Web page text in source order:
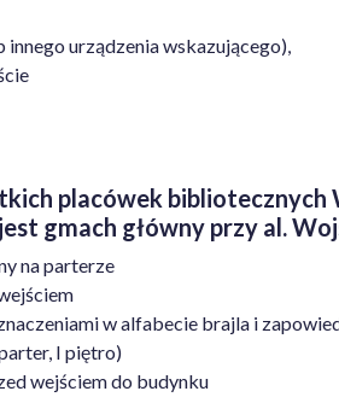
urządzenia wskazującego),
placówek
gmach główny przy al.
na parterze
w alfabecie brajla i
I piętro)
wejściem do budynku